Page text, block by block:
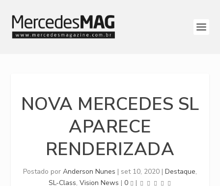
NOVA MERCEDES SL
APARECE
RENDERIZADA
Postado por Anderson Nunes | set 10, 2020 | Destaque,
SL-Class, Vision News | 0 |